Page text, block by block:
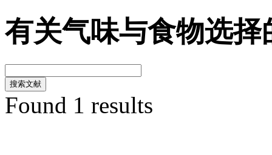
有关气味与食物选择
Found 1 results